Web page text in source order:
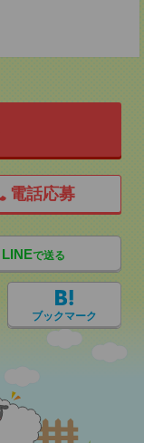
電話応募
LINEで送る
ブックマーク